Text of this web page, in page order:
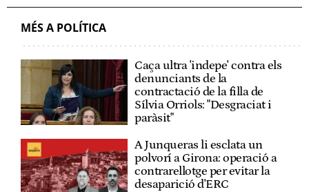
MÉS A POLÍTICA
Caça ultra 'indepe' contra els
denunciants de la
contractació de la filla de
Sílvia Orriols: "Desgraciat i
paràsit"
A Junqueras li esclata un
polvorí a Girona: operació a
contrarellotge per evitar la
desaparició d'ERC